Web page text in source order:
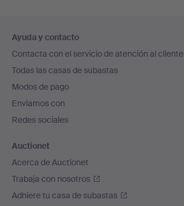
en
el
pie
de
página
Ayuda y contacto
Contacta con el servicio de atención al cliente
Todas las casas de subastas
Modos de pago
Enviamos con
Redes sociales
Auctionet
Acerca de Auctionet
Trabaja con nosotros
Adhiere tu casa de subastas